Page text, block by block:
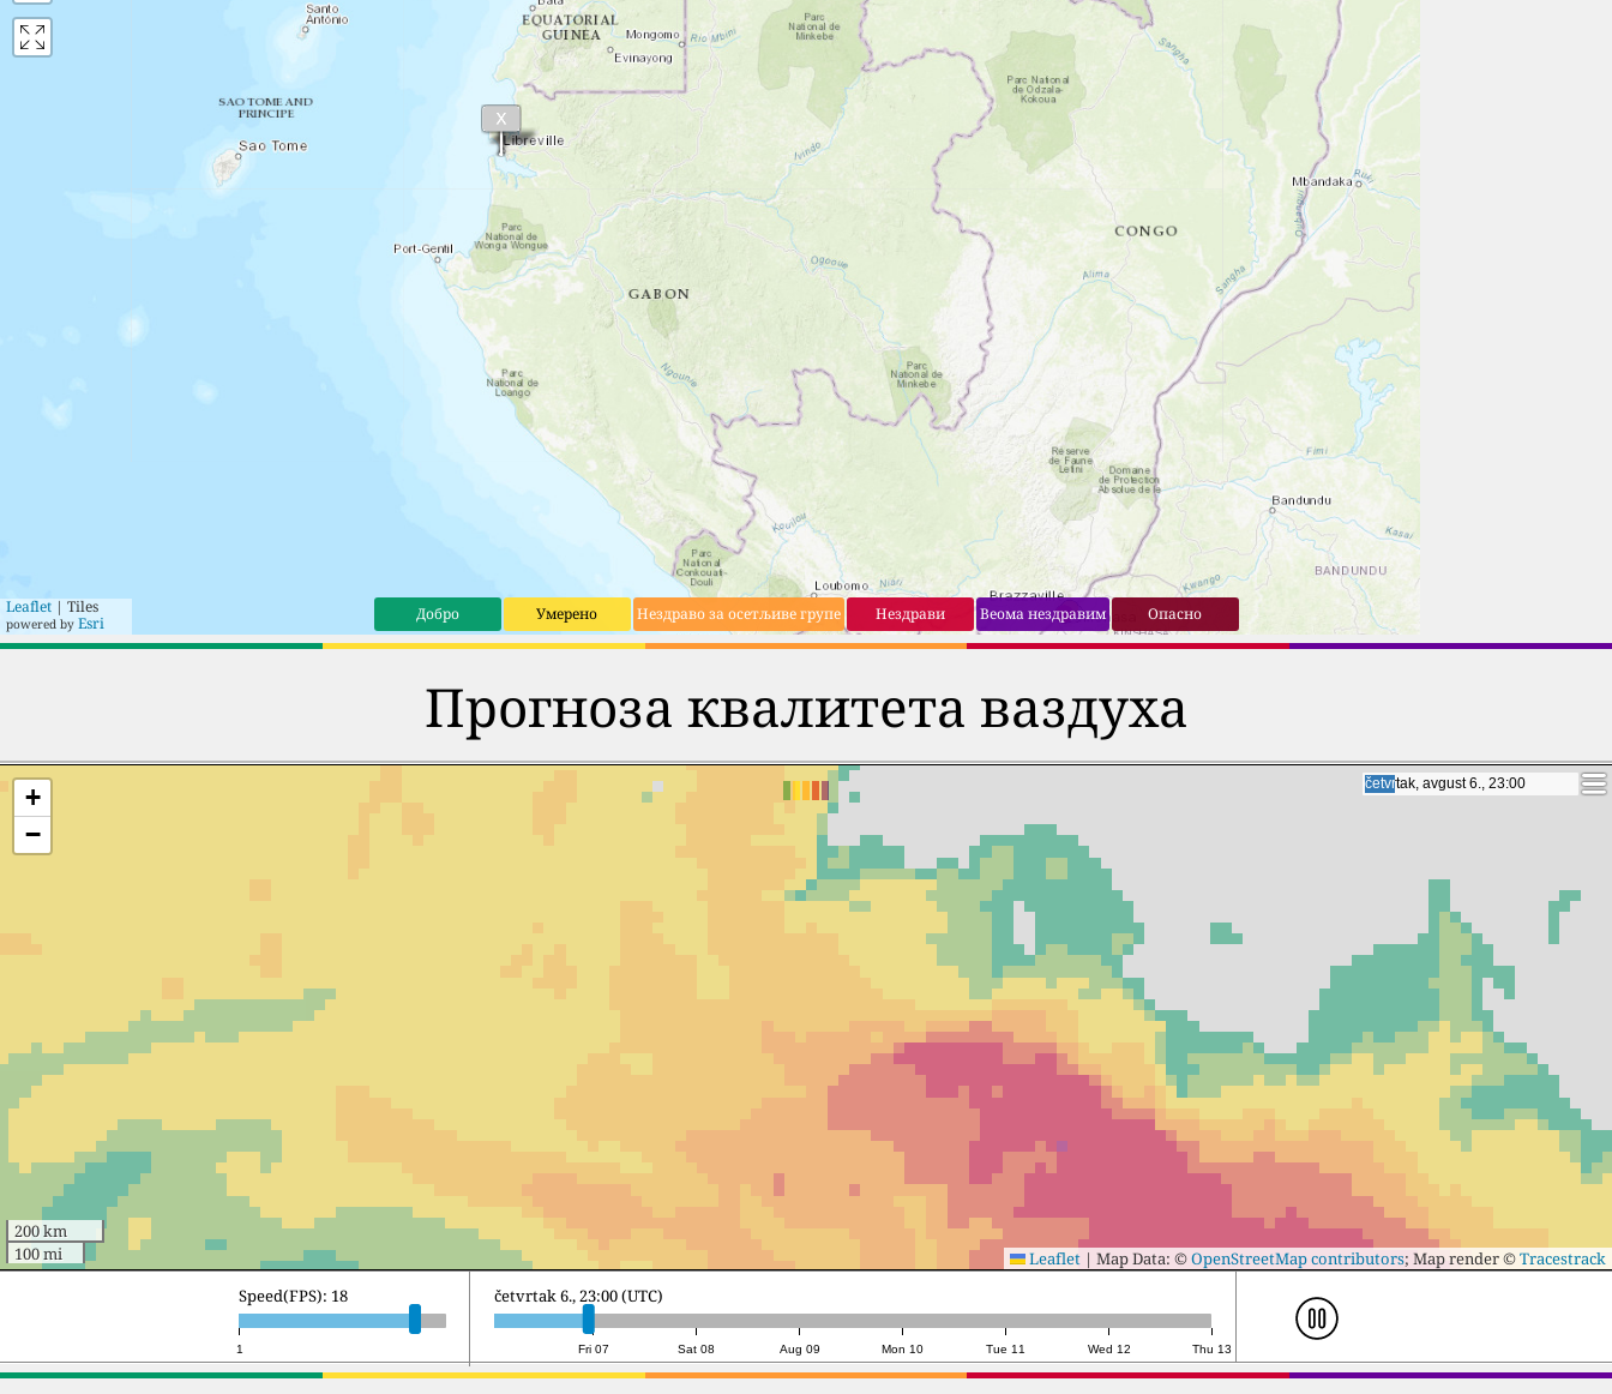
Leaflet | Tiles
powered by Esri Добро Умерено Нездраво за осетљиве групе Нездрави Веома нездравим Опасно
Прогноза квалитета ваздуха
petak, avgust 7., 22:00
petak, avgust 7., 22:00
+
−
200 km
100 mi
Leaflet | Map Data: ©OpenStreetMap contributors; Map render ©Tracestrack
1
Speed(FPS): 18
Fri 07 Sat 08 Aug 09 Mon 10 Tue 11 Wed 12 Thu 13
petak 7., 22:00 (UTC)